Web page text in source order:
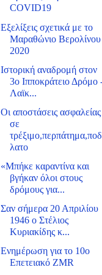
COVID19
Εξελίξεις σχετικά με το
Μαραθώνιο Βερολίνου
2020
Ιστορική αναδρομή στον
3ο Ιπποκράτειο Δρόμο
Λαϊκ...
Οι αποστάσεις ασφαλείας
σε
λατο
«Μπήκε καραντίνα και
βγήκαν όλοι στους
δρόμους για...
Σαν σήμερα 20 Απριλίου
1946 ο Στέλιος
Κυριακίδης κ...
Ενημέρωση για το 10ο
Επετειακό ZMR